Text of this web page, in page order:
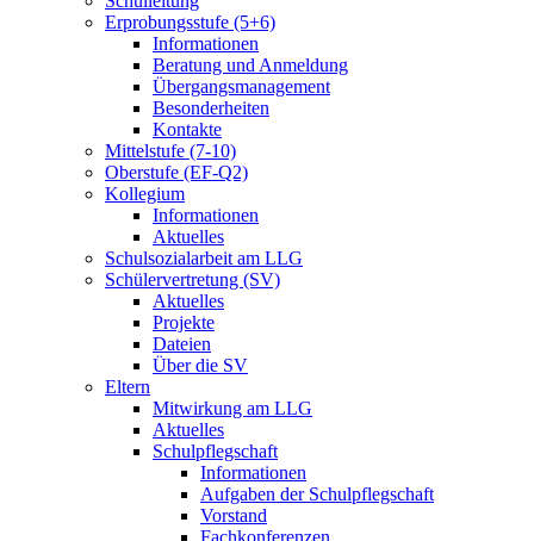
Erprobungsstufe (5+6)
Informationen
Beratung und Anmeldung
Übergangsmanagement
Besonderheiten
Kontakte
Mittelstufe (7-10)
Oberstufe (EF-Q2)
Kollegium
Informationen
Aktuelles
Schulsozialarbeit am LLG
Schülervertretung (SV)
Aktuelles
Projekte
Dateien
Über die SV
Eltern
Mitwirkung am LLG
Aktuelles
Schulpflegschaft
Informationen
Aufgaben der Schulpflegschaft
Vorstand
Fachkonferenzen